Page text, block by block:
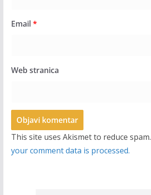
Email*
Web stranica
This site uses Akismet to reduce spam.
your comment data is processed.